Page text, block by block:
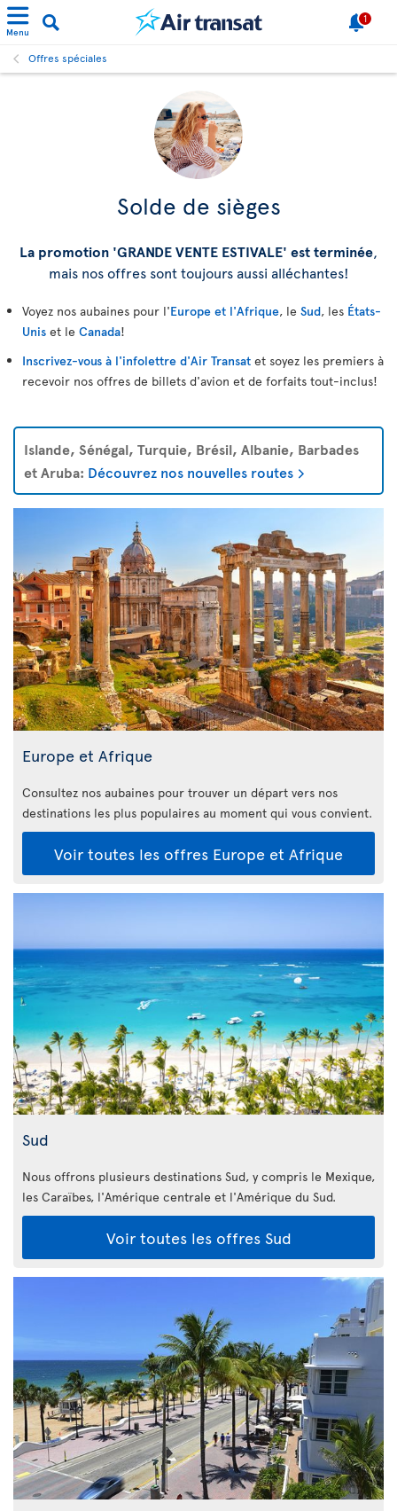
Menu
1
Offres spéciales
Solde de sièges
La promotion 'GRANDE VENTE ESTIVALE' est terminée,
mais nos offres sont toujours aussi alléchantes!
Voyez nos aubaines pour l'Europe et l'Afrique, le Sud, les États-
Unis et le Canada!
Inscrivez-vous à l'infolettre d'Air Transat et soyez les premiers à
recevoir nos offres de billets d'avion et de forfaits tout-inclus!
Islande, Sénégal, Turquie, Brésil, Albanie, Barbades
et Aruba: Découvrez nos nouvelles routes
Europe et Afrique
Consultez nos aubaines pour trouver un départ vers nos
destinations les plus populaires au moment qui vous convient.
Voir toutes les offres Europe et Afrique
Sud
Nous offrons plusieurs destinations Sud, y compris le Mexique,
les Caraïbes, l'Amérique centrale et l'Amérique du Sud.
Voir toutes les offres Sud